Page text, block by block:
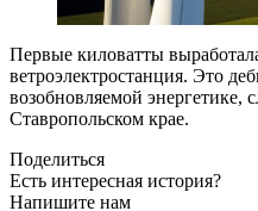
Первые киловатты
ветроэлектростанция. Это
возобновляемой
Ставропольском крае.
Поделиться
Есть интересная история?
Напишите нам